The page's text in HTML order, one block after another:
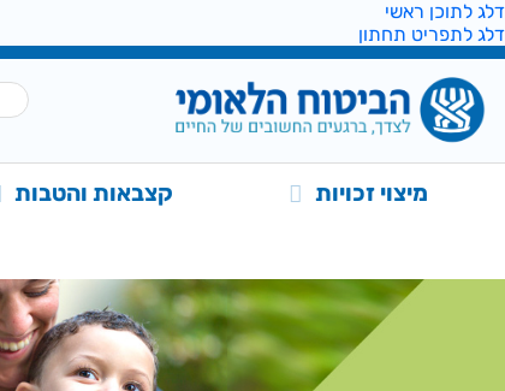
דלג לתוכן ראשי
דלג לתפריט תחתון
מיצוי זכויות קצבאות והטבות